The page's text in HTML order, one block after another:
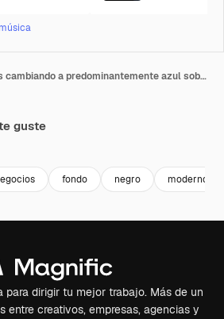
Mapa mundial gris cambiando a predominantemente azul sobre un fondo negro
guste
fondo negro moderno
para dirigir tu mejor trabajo. Más de un
entre creativos, empresas, agencias y